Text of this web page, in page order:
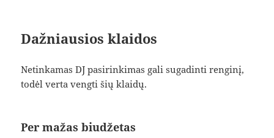
Dažniausios klaidos
Netinkamas DJ pasirinkimas gali sugadinti renginį,
todėl verta vengti šių klaidų.
Per mažas biudžetas